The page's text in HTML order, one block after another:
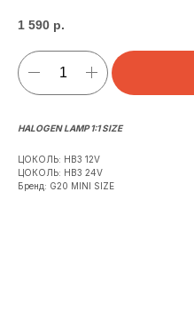
1 590 р.
HALOGEN LAMP 1:1 SIZE
ЦОКОЛЬ: HB3 12V
ЦОКОЛЬ: HB3 24V
Бренд: G20 MINI SIZE